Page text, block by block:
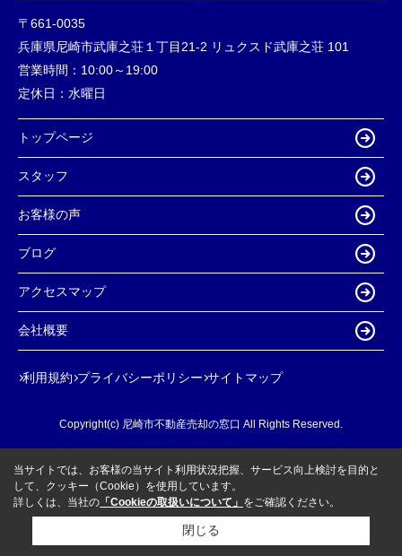
〒661-0035
兵庫県尼崎市武庫之荘１丁目21-2 リュクスド武庫之荘 101
営業時間： 10:00～19:00
定休日： 水曜日
トップページ
スタッフ
お客様の声
ブログ
アクセスマップ
会社概要
利用規約 プライバシーポリシー サイトマップ
Copyright(c) 尼崎市不動産売却の窓口 All Rights Reserved.
当サイトでは、お客様の当サイト利用状況把握、サービス向上検討を目的と
して、クッキー（Cookie）を使用しています。
詳しくは、当社の 「Cookieの取扱いについて」 をご確認ください。
閉じる